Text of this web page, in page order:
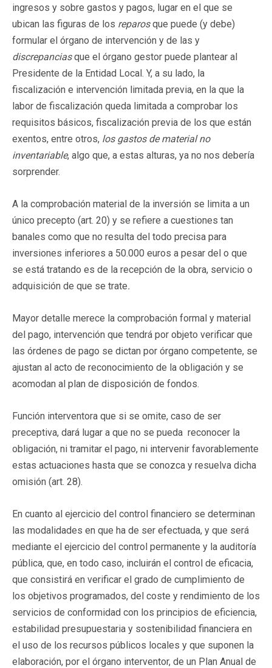
ingresos y sobre gastos y pagos, lugar en el que se
ubican las figuras de los reparosque puede (y debe)
formular el órgano de intervención y de las y
discrepanciasque el órgano gestor puede plantear al
Presidente de la Entidad Local. Y, a su lado, la
fiscalización e intervención limitada previa, en la que la
labor de fiscalización queda limitada a comprobar los
requisitos básicos, fiscalización previa de los que están
exentos, entre otros, los gastos de material no
inventariable, algo que, a estas alturas, ya no nos debería
sorprender.
A la comprobación material de la inversión se limita a un
único precepto (art. 20) y se refiere a cuestiones tan
banales como que no resulta del todo precisa para
inversiones inferiores a 50.000 euros a pesar del o que
se está tratando es de la recepción de la obra, servicio o
adquisición de que se trate.
Mayor detalle merece la comprobación formal y material
del pago, intervención que tendrá por objeto verificar que
las órdenes de pago se dictan por órgano competente, se
ajustan al acto de reconocimiento de la obligación y se
acomodan al plan de disposición de fondos.
Función interventora que si se omite, caso de ser
preceptiva, dará lugar a que no se pueda reconocer la
obligación, ni tramitar el pago, ni intervenir favorablemente
estas actuaciones hasta que se conozca y resuelva dicha
omisión (art. 28).
En cuanto al ejercicio del control financiero se determinan
las modalidades en que ha de ser efectuada, y que será
mediante el ejercicio del control permanente y la auditoría
pública, que, en todo caso, incluirán el control de eficacia,
que consistirá en verificar el grado de cumplimiento de
los objetivos programados, del coste y rendimiento de los
servicios de conformidad con los principios de eficiencia,
estabilidad presupuestaria y sostenibilidad financiera en
el uso de los recursos públicos locales y que suponen la
elaboración, por el órgano interventor, de un Plan Anual de